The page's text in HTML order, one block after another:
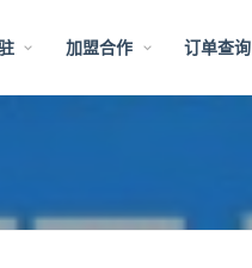
加盟合作 订单查询